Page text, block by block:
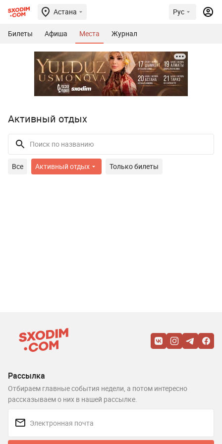
Астана Рус
Билеты Афиша Места Журнал
Активный отдых
Все Активный отдых Только билеты
Рассылка
Отбираем главные события недели, а потом интересно
рассказываем о них в нашей рассылке.